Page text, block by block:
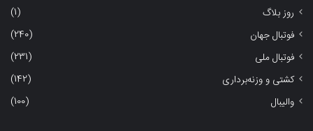
روز بلاگ
(1)
فوتبال جهان
(240)
فوتبال ملی
(231)
کشتی و وزنه‌برداری
(142)
والیبال
(100)